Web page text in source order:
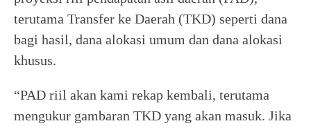
terutama Transfer ke Daerah (TKD) seperti dana
bagi hasil, dana alokasi umum dan dana alokasi
khusus.
“PAD riil akan kami rekap kembali, terutama
mengukur gambaran TKD yang akan masuk. Jika